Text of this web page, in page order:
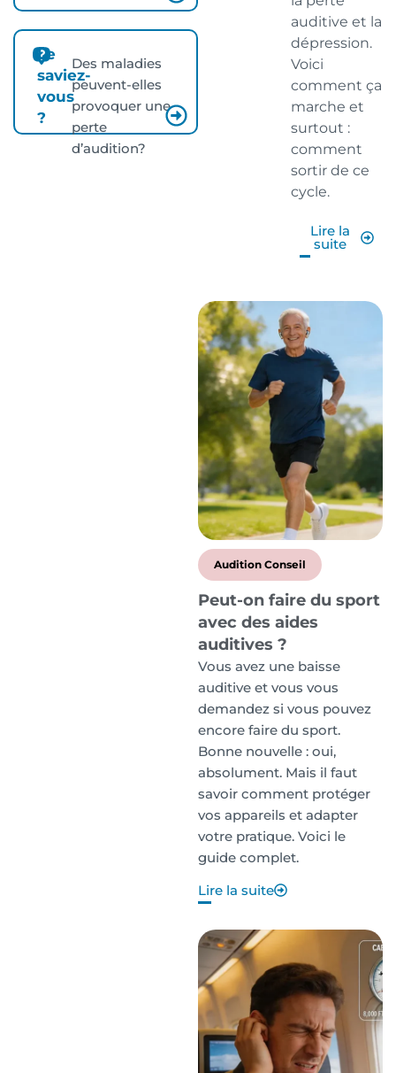
Le
saviez-
vous
?
Des maladies
peuvent-elles
provoquer une
perte
d’audition?
auditive et la
dépression.
Voici
comment ça
marche et
surtout :
comment
sortir de ce
cycle.
Lire la
suite
Audition Conseil
Peut-on faire du sport
avec des aides
auditives ?
Vous avez une baisse
auditive et vous vous
demandez si vous pouvez
encore faire du sport.
Bonne nouvelle : oui,
absolument. Mais il faut
savoir comment protéger
vos appareils et adapter
votre pratique. Voici le
guide complet.
Lire la suite